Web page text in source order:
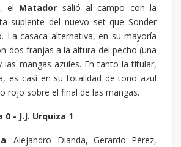
el Matador salió al campo con la
suplente del nuevo set que Sonder
La casaca alternativa, en su mayoría
dos franjas a la altura del pecho (una
las mangas azules. En tanto la titular,
es casi en su totalidad de tono azul
rojo sobre el final de las mangas.
- J.J. Urquiza 1
: Alejandro Dianda, Gerardo Pérez,